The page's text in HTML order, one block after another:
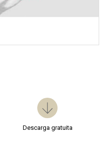
Descarga gratuita